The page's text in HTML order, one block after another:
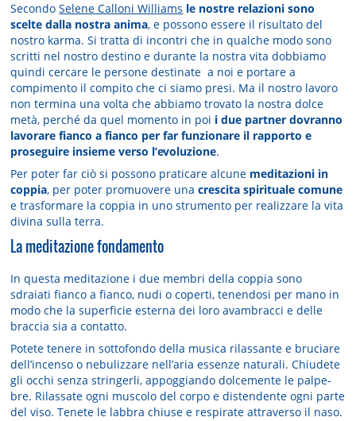
SecondoSelene Calloni Williams le nostre relazioni sono
scelte dalla nostra anima, e possono essere il risultato del
nostro karma. Si tratta di incontri che in qualche modo sono
scritti nel nostro destino e durante la nostra vita dobbiamo
quindi cercare le persone destinate a noi e portare a
compimento il compito che ci siamo presi. Ma il nostro lavoro
non termina una volta che abbiamo trovato la nostra dolce
metà, perché da quel momento in poi i due partner dovranno
lavorare fianco a fianco per far funzionare il rapporto e
proseguire insieme verso l’evoluzione.
Per poter far ciò si possono praticare alcune meditazioni in
coppia, per poter promuovere unacrescita spirituale comune
e trasformare la coppia in uno strumento per realizzare la vita
divina sulla terra.
La meditazione fondamento
In questa meditazione i due membri della coppia sono
sdraiati fianco a fianco, nudi o coperti, tenendosi per mano in
modo che la superficie esterna dei loro avambracci e delle
braccia sia a contatto.
Potete tenere in sottofondo della musica rilassante e bruciare
dell’in­censo o nebulizzare nell’aria essenze naturali. Chiudete
gli occhi senza stringerli, appoggiando dolcemente le palpe­
bre. Rilassate ogni muscolo del corpo e distendente ogni parte
del viso. Tenete le labbra chiuse e respirate attraverso il naso.